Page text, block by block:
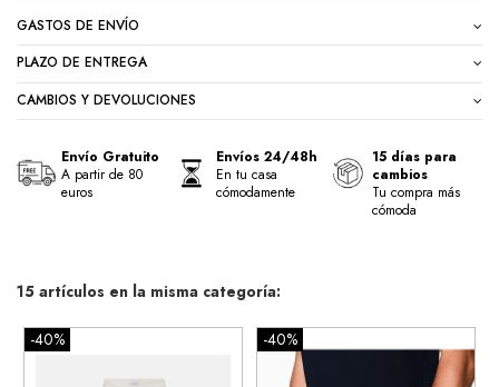
GASTOS DE ENVÍO
PLAZO DE ENTREGA
CAMBIOS Y DEVOLUCIONES
Envío Gratuito
A partir de 80
euros
Envíos 24/48h
En tu casa
cómodamente
15 días para
cambios
Tu compra más
cómoda
15 artículos en la misma categoría:
-40% -40%